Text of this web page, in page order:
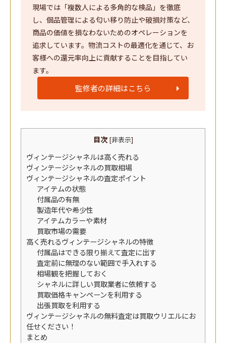
現場では「複数人による多角的な検品」を徹底
し、個品管理による匂い移り防止や破損対策など、
商品の価値を損なわないためのオペレーションを
追求しています。物流コストの最適化を通じて、お
客様への還元率向上に貢献することを目指してい
ます。
監修者の詳細はこちら
目次 [非表示]
ヴィンテージシャネルは高く売れる
ヴィンテージシャネルの買取相場
ヴィンテージシャネルの査定ポイント
アイテムの状態
付属品の有無
製造年代や希少性
アイテムカラーや素材
買取市場の需要
高く売れるヴィンテージシャネルの特徴
付属品はできる限り揃えて査定に出す
査定前に無理のない範囲で手入れする
相場観を把握しておく
シャネルに詳しい買取業者に依頼する
買取価格キャンペーンを利用する
出張買取を利用する
ヴィンテージシャネルの無料査定は買取ウリエルにお
任せください！
まとめ